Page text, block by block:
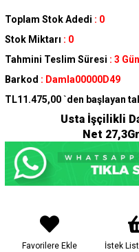
Toplam Stok Adedi : 0
Stok Miktarı : 0
Tahmini Teslim Süresi : 3
Barkod : Damla00000D49
TL11.475,00 `den başlayan
Usta İşçilikli
Net
Favorilere Ekle İstek